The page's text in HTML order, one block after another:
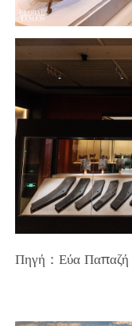
Πηγή：Εύα Παπαζή